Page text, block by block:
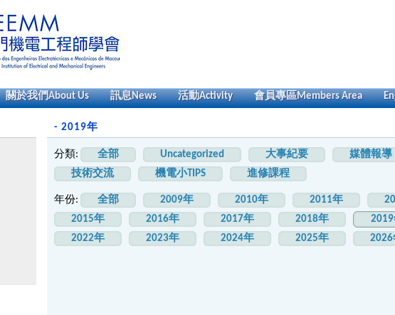
關於我們About Us 訊息News 活動Activity 會員專區Members Area
- 2019年
分類: 全部 Uncategorized 大事紀要 媒體報導
技術交流
機電小TIPS 進修課程
年份: 全部 2009年 2010年 2011年
2015年
2016年 2017年 2018年
2022年
2023年 2024年 2025年 2026